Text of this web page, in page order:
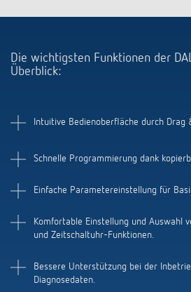
Die wichtigsten Funktionen der
Überblick:
Intuitive Bedienoberfläche durch
Schnelle Programmierung dank
Einfache Parametereinstellung für
Komfortable Einstellung und Auswahl
und Zeitschaltuhr-Funktionen.
Bessere Unterstützung bei der
Diagnosedaten.